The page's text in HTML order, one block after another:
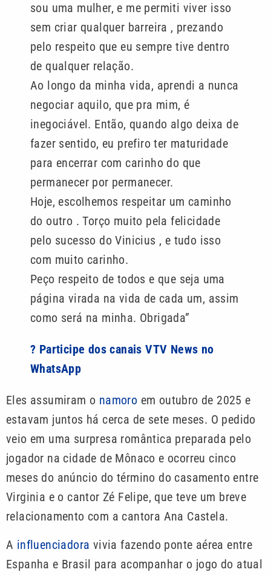
sou uma mulher, e me permiti viver isso
sem criar qualquer barreira , prezando
pelo respeito que eu sempre tive dentro
de qualquer relação.
Ao longo da minha vida, aprendi a nunca
negociar aquilo, que pra mim, é
inegociável. Então, quando algo deixa de
fazer sentido, eu prefiro ter maturidade
para encerrar com carinho do que
permanecer por permanecer.
Hoje, escolhemos respeitar um caminho
do outro . Torço muito pela felicidade
pelo sucesso do Vinicius , e tudo isso
com muito carinho.
Peço respeito de todos e que seja uma
página virada na vida de cada um, assim
como será na minha. Obrigada”
? Participe dos canais VTV News no
WhatsApp
Eles assumiram o namoro em outubro de 2025 e
estavam juntos há cerca de sete meses. O pedido
veio em uma surpresa romântica preparada pelo
jogador na cidade de Mônaco e ocorreu cinco
meses do anúncio do término do casamento entre
Virginia e o cantor Zé Felipe, que teve um breve
relacionamento com a cantora Ana Castela.
A influenciadora vivia fazendo ponte aérea entre
Espanha e Brasil para acompanhar o jogo do atual